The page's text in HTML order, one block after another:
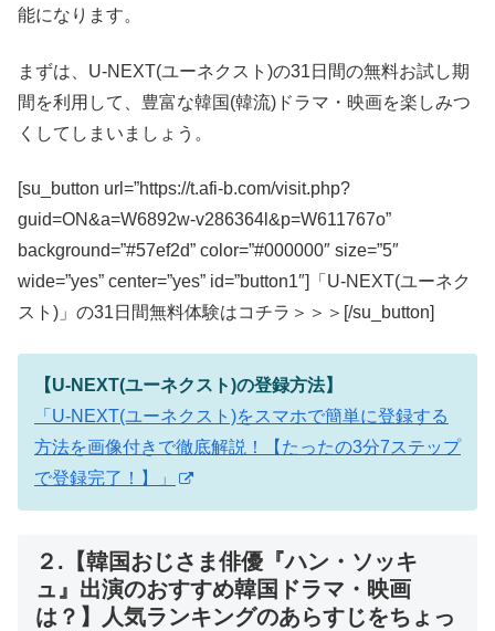
能になります。
まずは、U-NEXT(ユーネクスト)の31日間の無料お試し期
間を利用して、豊富な韓国(韓流)ドラマ・映画を楽しみつ
くしてしまいましょう。
[su_button url=”https://t.afi-b.com/visit.php?
guid=ON&a=W6892w-v286364l&p=W611767o”
background=”#57ef2d” color=”#000000″ size=”5″
wide=”yes” center=”yes” id=”button1″]「U-NEXT(ユーネク
スト)」の31日間無料体験はコチラ＞＞＞[/su_button]
【U-NEXT(ユーネクスト)の登録方法】
「U-NEXT(ユーネクスト)をスマホで簡単に登録する
方法を画像付きで徹底解説！【たったの3分7ステップ
で登録完了！】」
２.【韓国おじさま俳優『ハン・ソッキ
ュ』出演のおすすめ韓国ドラマ・映画
は？】人気ランキングのあらすじをちょっ